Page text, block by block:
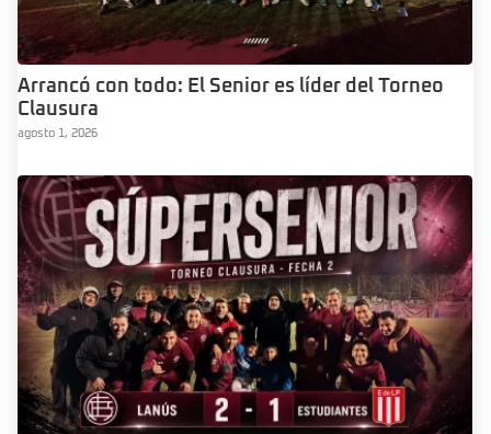
Arrancó con todo: El Senior es líder del Torneo
Clausura
agosto 1, 2026